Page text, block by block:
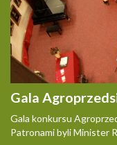
Gala
Gala konkursu
Patronami byli Minister